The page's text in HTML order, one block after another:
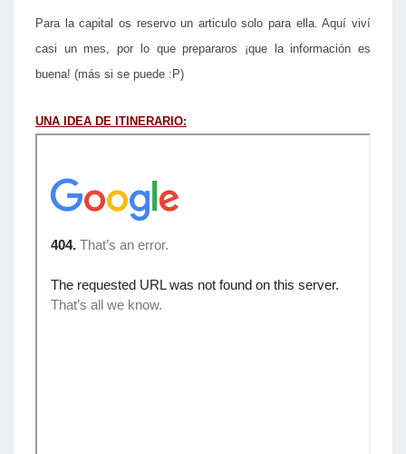
Para la capital os reservo un articulo solo para ella. Aquí viví
casi un mes, por lo que prepararos ¡que la información es
buena! (más si se puede :P)
UNA IDEA DE ITINERARIO: